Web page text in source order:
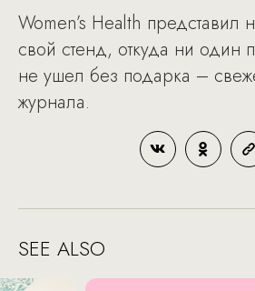
Women’s Health представил
свой стенд, откуда ни один
не ушел без подарка –
журнала.
SEE ALSO